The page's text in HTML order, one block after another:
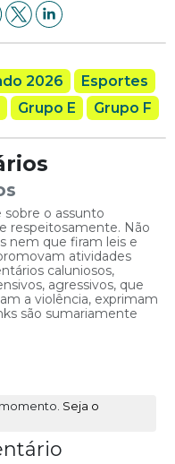
2026
Esportes
Grupo E Grupo F
sobre o assunto
respeitosamente. Não
nem que firam leis e
atividades
caluniosos,
agressivos, que
a violência, exprimam
são sumariamente
Seja o